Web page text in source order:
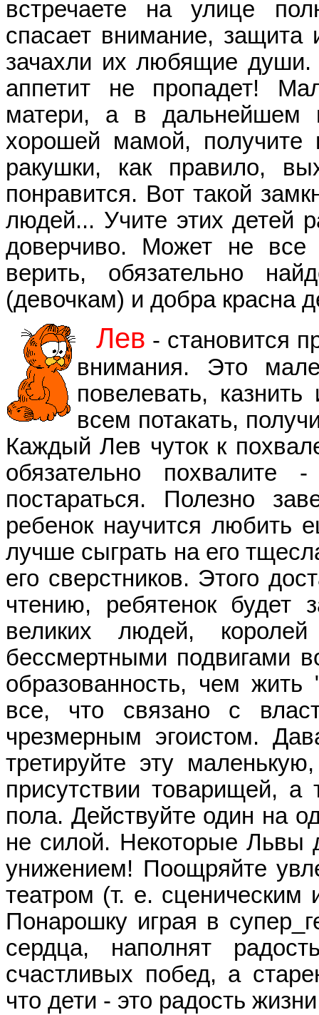
встречаете на улице
спасает внимание,
зачахли их любящие души.
аппетит не пропадет!
матери, а в дальнейшем
хорошей мамой, получите
ракушки, как правило,
понравится. Вот такой
людей... Учите этих детей
доверчиво. Может не
верить, обязательно
(девочкам) и добра красна
Лев - становится
внимания. Это
повелевать,
всем потакать,
Каждый Лев чуток к
обязательно
постараться. Полезно
ребенок научится любить
лучше сыграть на его
его сверстников. Этого
чтению, ребятенок будет
великих людей,
бессмертными подвигами
образованность, чем
все, что связано с
чрезмерным эгоистом.
третируйте эту
присутствии товарищей, а
пола. Действуйте один на
не силой. Некоторые Львы
унижением! Поощряйте
театром (т. е. сценическим
Понарошку играя в
сердца, наполнят
счастливых побед, а
что дети - это радость